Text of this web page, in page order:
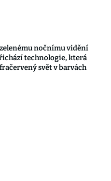
nočnímu vidění
technologie, která
svět v barvách